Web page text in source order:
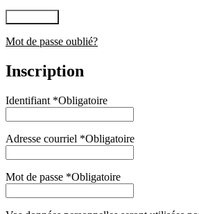
Mot de passe oublié?
Inscription
Identifiant *Obligatoire
Adresse courriel *Obligatoire
Mot de passe *Obligatoire